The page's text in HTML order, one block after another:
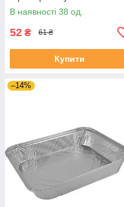
(220х158х52) (без кришки) уп
10шт.
В наявності 38 од.
52 ₴ 61 ₴
Купити
–14%